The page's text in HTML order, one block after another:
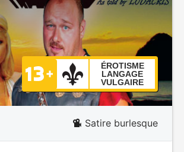
ÉROTISME
LANGAGE
VULGAIRE
Satire burlesque